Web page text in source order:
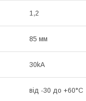
1,2
85 мм
30kA
від -30 до +60°С